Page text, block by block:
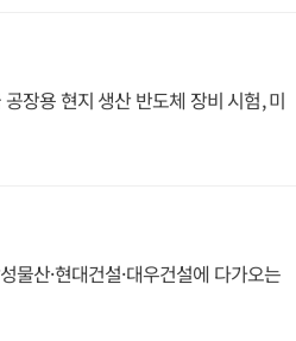
장용 현지 생산 반도체 장비 시험, 미
물산·현대건설·대우건설에 다가오는